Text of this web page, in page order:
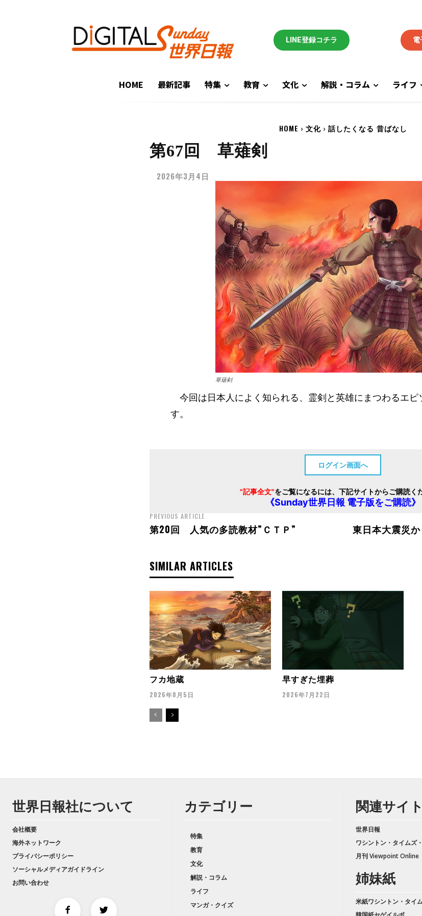
LINE登録コチラ 電
HOME 最新記事 特集 教育 文化 解説・コラム ライフ
HOME 文化 話したくなる 昔ばなし
第67回 草薙剣
2026年3月4日
草薙剣
今回は日本人によく知られる、霊剣と英雄にまつわるエピ
す。
ログイン画面へ
"記事全文"をご覧になるには、下記サイトからご購読く
《Sunday世界日報 電子版をご購読》
PREVIOUS ARTICLE
第20回 人気の多読教材”ＣＴＰ”
東日本大震災
SIMILAR ARTICLES
フカ地蔵
2026年8月5日
早すぎた埋葬
2026年7月22日
世界日報社について
会社概要
海外ネットワーク
プライバシーポリシー
ソーシャルメディアガイドライン
お問い合わせ
カテゴリー
特集
教育
文化
解説・コラム
ライフ
マンガ・クイズ
関連サイト
世界日報
ワシントン・タイムズ
月刊 Viewpoint Online
姉妹紙
米紙ワシントン・タイ